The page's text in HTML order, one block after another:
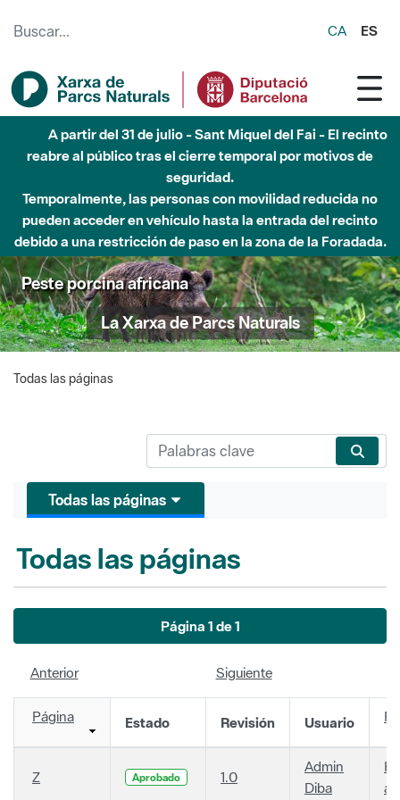
CA ES
A partir del 31 de julio - Sant Miquel del Fai - El recinto
reabre al público tras el cierre temporal por motivos de
seguridad.
Temporalmente, las personas con movilidad reducida no
pueden acceder en vehículo hasta la entrada del recinto
debido a una restricción de paso en la zona de la Foradada.
Peste porcina africana
La Xarxa de Parcs Naturals
Todas las páginas
Todas las páginas
Todas las páginas
Página 1 de 1
Anterior Siguiente
Página Estado Revisión Usuario
Z Aprobado 1.0
Admin
Diba